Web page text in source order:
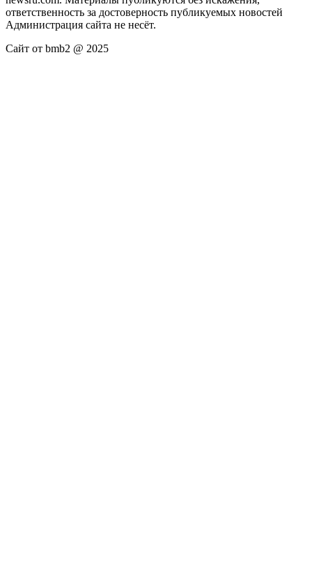
ответственность за достоверность публикуемых новостей
Администрация сайта не несёт.
Сайт от bmb2 @ 2025